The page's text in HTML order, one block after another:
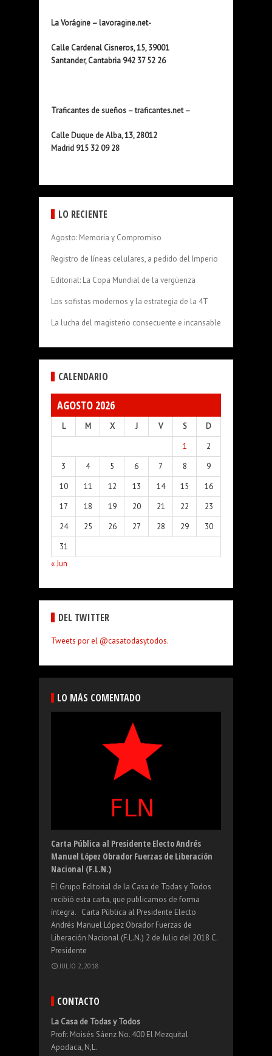
La Vorágine – lavoragine.net-
Calle Cardenal Cisneros, 15, 39001
Santander, Cantabria 942 37 52 26
Traficantes de sueños – traficantes.net –
Calle Duque de Alba, 13, 28012
Madrid 915 32 09 28
LO RECIENTE
Agosto: Memoria y Compromiso
Registro de líneas celulares, a pedido del Imperio
Editorial: La Copa Mundial de la vergüenza
Los sofistas modernos y la estrategia de la 4T
La lucha del magisterio consecuente e incansable
CALENDARIO
AGOSTO 2026
L M X J V S
D
1
2
3
4 5 6 7 8
9
10
11 12 13 14 15
16
17
18 19 20 21 22
23
24
25 26 27 28 29
30
31
« Jun
DEL TWITTER
Tweets por el @casatodasytodos.
LO MÁS COMENTADO
Carta Pública al Presidente Electo Andrés
Manuel López Obrador Fuerzas de Liberación
Nacional (F.L.N.)
El Grupo Editorial de la Casa de Todas y Todos
recibió esta carta, que publicamos de forma
íntegra. Carta Pública al Presidente Electo
Andrés Manuel López Obrador Fuerzas de
Liberación Nacional (F.L.N.) 2 de Julio del 2018 C.
Presidente
JULIO 2, 2018
AGOSTO 20, 2021
ABRIL 3, 2015
Martínez, Marichuy, sobre desplazamiento
forzado.
OCTUBRE 14, 2017
FEBRERO 7, 2016
CONTACTO
La Casa de Todas y Todos
Profr. Moisés Sáenz No. 400 El Mezquital
Apodaca, N,L.